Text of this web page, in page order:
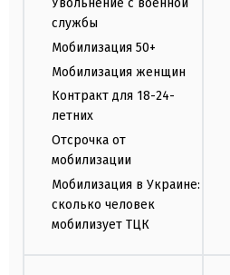
Увольнение с военной
службы
Мобилизация 50+
Мобилизация женщин
Контракт для 18-24-
летних
Отсрочка от
мобилизации
Мобилизация в Украине:
сколько человек
мобилизует ТЦК